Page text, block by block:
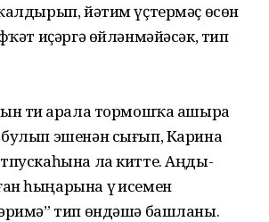
йәтим үҫтермәҫ өсөн
иҫәргә өйләнмәйәсәк, тип
тиҙ арала тормошҡа ашыра
эшенән сығып, Карина
ла китте. Аңды-
һыңарына үҙ исемен
тип өндәшә башланы.